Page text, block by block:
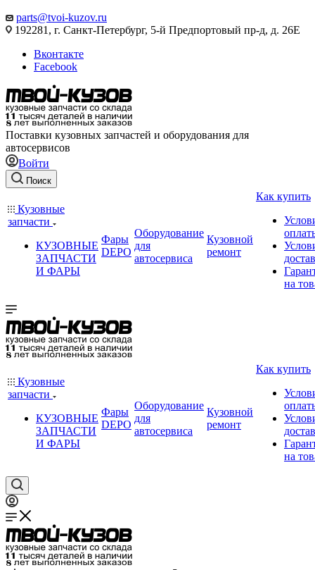
parts@tvoi-kuzov.ru
192281, г. Санкт-Петербург, 5-й Предпортовый пр-д, д. 26Е
Вконтакте
Facebook
Поставки кузовных запчастей и оборудования для
автосервисов
Войти
Поиск
Кузовные
запчасти
КУЗОВНЫЕ
ЗАПЧАСТИ
И ФАРЫ
Фары
DEPO
Оборудование
для
автосервиса
Кузовной
ремонт
Как купить
на
Кузовные
запчасти
КУЗОВНЫЕ
ЗАПЧАСТИ
И ФАРЫ
Фары
DEPO
Оборудование
для
автосервиса
Кузовной
ремонт
Как купить
на